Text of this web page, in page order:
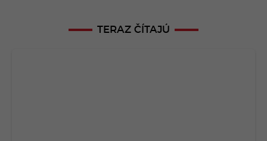
TERAZ ČÍTAJÚ